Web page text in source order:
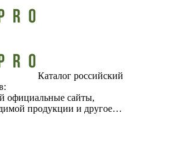
Каталог российский
официальные сайты,
продукции и другое…